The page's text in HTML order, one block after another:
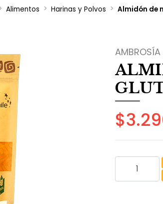
Alimentos Harinas y Polvos Almidón de
AMBROSÍA